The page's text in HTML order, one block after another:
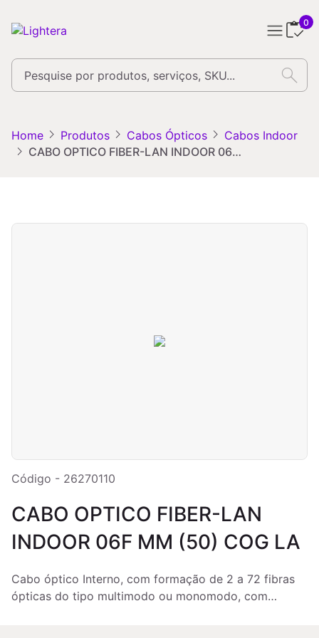
0
search
Home chevron_right Produtos chevron_right Cabos Ópticos chevron_right Cabos Indoor
chevron_right CABO OPTICO FIBER-LAN INDOOR 06F MM (50) COG LA
Código - 26270110
CABO OPTICO FIBER-LAN
INDOOR 06F MM (50) COG LA
Cabo óptico Interno, com formação de 2 a 72 fibras
ópticas do tipo multimodo ou monomodo, com